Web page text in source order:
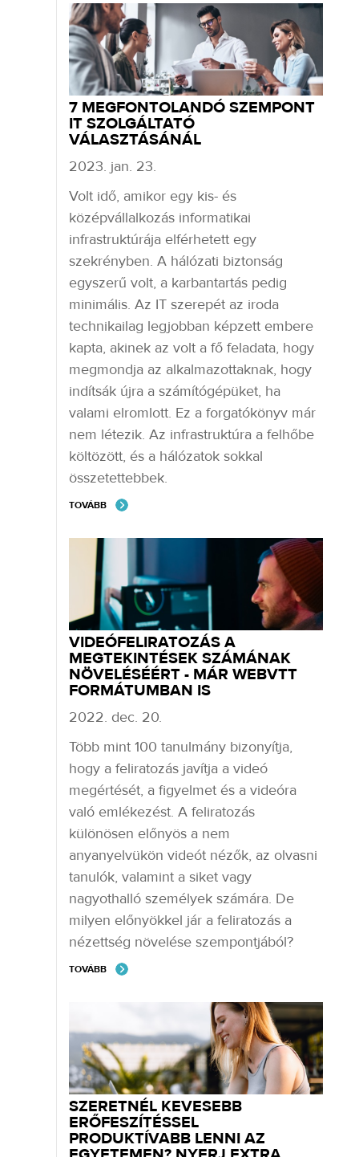
7 MEGFONTOLANDÓ SZEMPONT
IT SZOLGÁLTATÓ
VÁLASZTÁSÁNÁL
2023. jan. 23.
Volt idő, amikor egy kis- és
középvállalkozás informatikai
infrastruktúrája elférhetett egy
szekrényben. A hálózati biztonság
egyszerű volt, a karbantartás pedig
minimális. Az IT szerepét az iroda
technikailag legjobban képzett embere
kapta, akinek az volt a fő feladata, hogy
megmondja az alkalmazottaknak, hogy
indítsák újra a számítógépüket, ha
valami elromlott. Ez a forgatókönyv már
nem létezik. Az infrastruktúra a felhőbe
költözött, és a hálózatok sokkal
összetettebbek.
TOVÁBB
VIDEÓFELIRATOZÁS A
MEGTEKINTÉSEK SZÁMÁNAK
NÖVELÉSÉÉRT - MÁR WEBVTT
FORMÁTUMBAN IS
2022. dec. 20.
Több mint 100 tanulmány bizonyítja,
hogy a feliratozás javítja a videó
megértését, a figyelmet és a videóra
való emlékezést. A feliratozás
különösen előnyös a nem
anyanyelvükön videót nézők, az olvasni
tanulók, valamint a siket vagy
nagyothalló személyek számára. De
milyen előnyökkel jár a feliratozás a
nézettség növelése szempontjából?
TOVÁBB
SZERETNÉL KEVESEBB
ERŐFESZÍTÉSSEL
PRODUKTÍVABB LENNI AZ